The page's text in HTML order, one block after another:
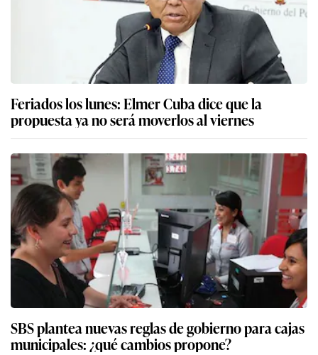
Feriados los lunes: Elmer Cuba dice que la
propuesta ya no será moverlos al viernes
SBS plantea nuevas reglas de gobierno para cajas
municipales: ¿qué cambios propone?